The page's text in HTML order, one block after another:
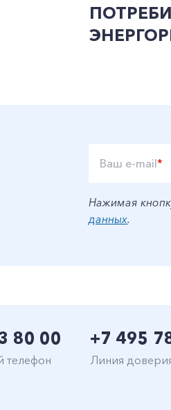
Ваш e-mail*
Нажимая
данных.
80 00
телефон
+7 495
Линия